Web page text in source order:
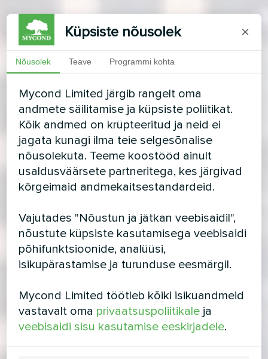
Küpsiste nõusolek ×
Nõusolek Teave Programmi kohta
Mycond Limited järgib rangelt oma
andmete säilitamise ja küpsiste poliitikat.
Kõik andmed on krüpteeritud ja neid ei
jagata kunagi ilma teie selgesõnalise
nõusolekuta. Teeme koostööd ainult
usaldusväärsete partneritega, kes järgivad
kõrgeimaid andmekaitsestandardeid.
Vajutades "Nõustun ja jätkan veebisaidil",
nõustute küpsiste kasutamisega veebisaidi
põhifunktsioonide, analüüsi,
isikupärastamise ja turunduse eesmärgil.
Mycond Limited töötleb kõiki isikuandmeid
vastavalt oma privaatsuspoliitikale ja
veebisaidi sisu kasutamise eeskirjadele.